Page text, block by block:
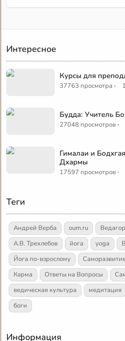
Интересное
Курсы для
37763 просмотра ·
Будда: Учитель
27048 просмотров ·
Гималаи и
Дхармы
17597 просмотров ·
Теги
Андрей Верба oum.ru Ведагор
А.В. Трехлебов
йога yoga
Йога по-взрослому
Карма
Ответы на Вопросы
ведическая культура
медитация
боги
Информация